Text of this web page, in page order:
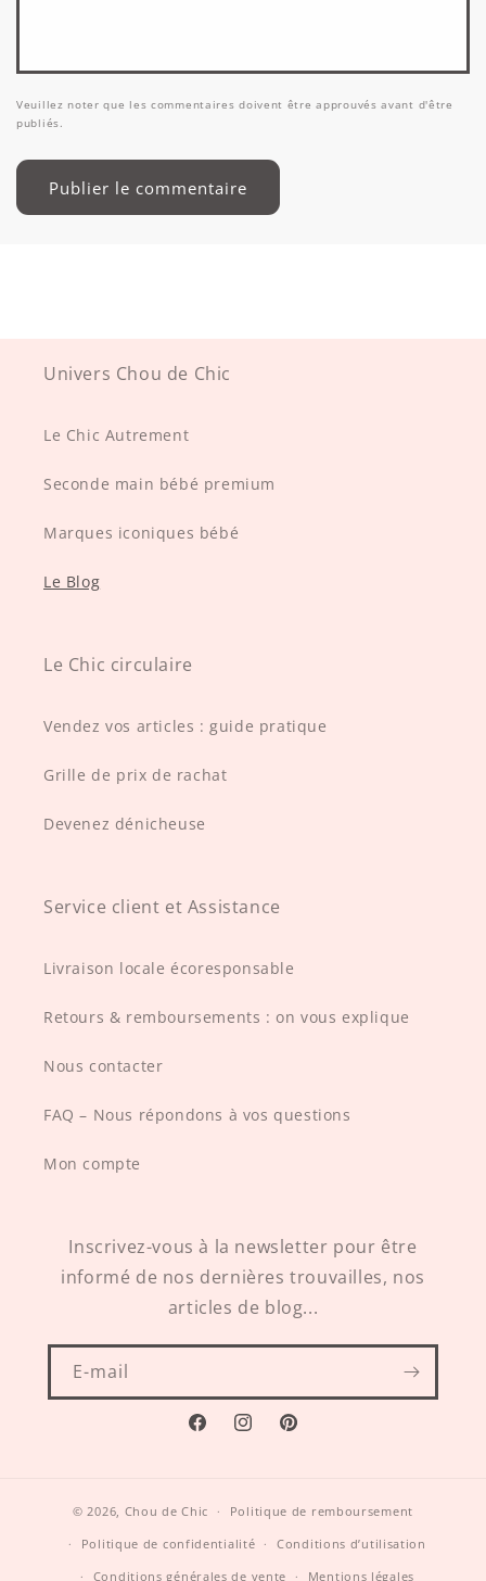
Veuillez noter que les commentaires doivent être approuvés avant d'être
publiés.
Univers Chou de Chic
Le Chic Autrement
Seconde main bébé premium
Marques iconiques bébé
Le Blog
Le Chic circulaire
Vendez vos articles : guide pratique
Grille de prix de rachat
Devenez dénicheuse
Service client et Assistance
Livraison locale écoresponsable
Retours & remboursements : on vous explique
Nous contacter
FAQ – Nous répondons à vos questions
Mon compte
Inscrivez-vous à la newsletter pour être
informé de nos dernières trouvailles, nos
articles de blog...
E-mail
FacebookInstagramPinterest
© 2026, Chou de Chic
Politique de remboursement
Politique de confidentialité
Conditions d’utilisation
Conditions générales de vente
Mentions légales